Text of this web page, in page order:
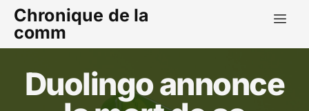
Chronique de la
comm
Duolingo annonce